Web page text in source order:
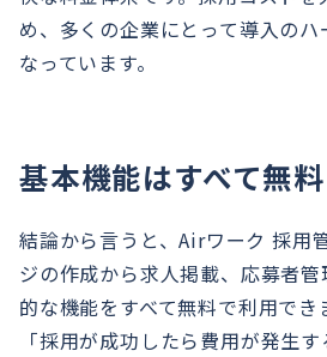
め、多くの企業にとって導入のハ
なっています。
基本機能はすべて無料
結論から言うと、Airワーク 採用
ジの作成から求人掲載、応募者
的な機能をすべて無料で利用でき
「採用が成功したら費用が発生